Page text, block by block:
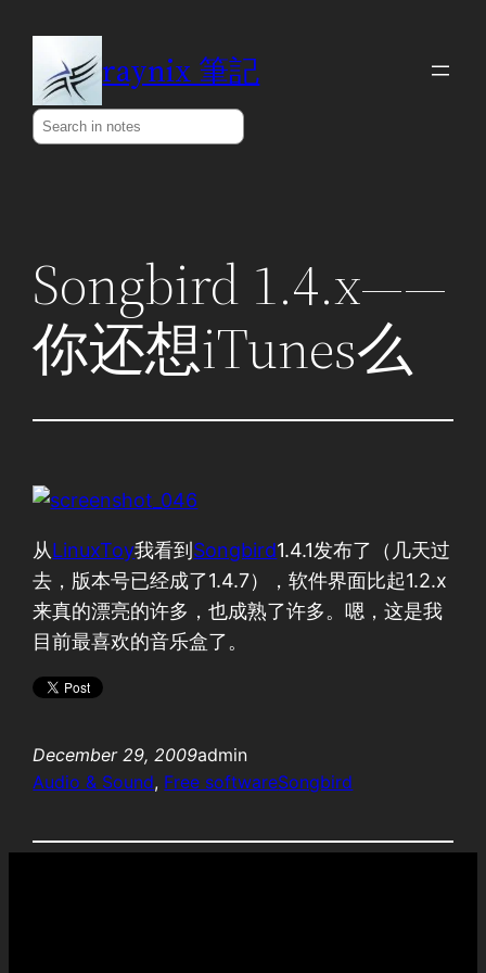
content
raynix 筆記
Search
Songbird 1.4.x——
你还想iTunes么
从LinuxToy我看到Songbird1.4.1发布了（几天过
去，版本号已经成了1.4.7），软件界面比起1.2.x
来真的漂亮的许多，也成熟了许多。嗯，这是我
目前最喜欢的音乐盒了。
December 29, 2009admin
Audio & Sound, Free softwareSongbird